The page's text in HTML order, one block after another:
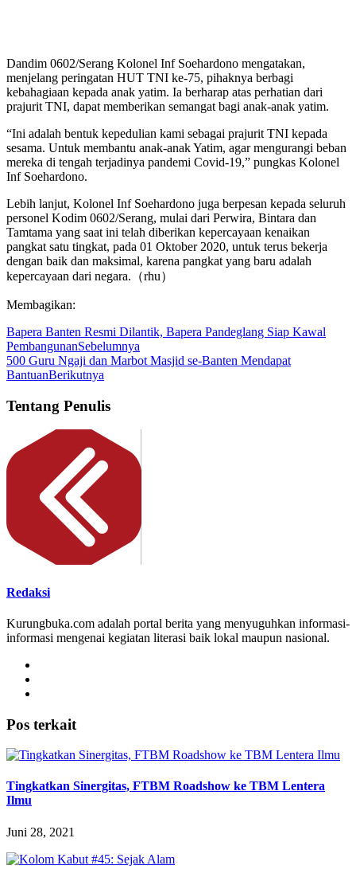
Dandim 0602/Serang Kolonel Inf Soehardono mengatakan,
menjelang peringatan HUT TNI ke-75, pihaknya berbagi
kebahagiaan kepada anak yatim. Ia berharap atas perhatian dari
prajurit TNI, dapat memberikan semangat bagi anak-anak yatim.
“Ini adalah bentuk kepedulian kami sebagai prajurit TNI kepada
sesama. Untuk membantu anak-anak Yatim, agar mengurangi beban
mereka di tengah terjadinya pandemi Covid-19,” pungkas Kolonel
Inf Soehardono.
Lebih lanjut, Kolonel Inf Soehardono juga berpesan kepada seluruh
personel Kodim 0602/Serang, mulai dari Perwira, Bintara dan
Tamtama yang saat ini telah diberikan kepercayaan kenaikan
pangkat satu tingkat, pada 01 Oktober 2020, untuk terus bekerja
dengan baik dan maksimal, karena pangkat yang baru adalah
kepercayaan dari negara.（rhu）
Membagikan:
Bapera Banten Resmi Dilantik, Bapera Pandeglang Siap Kawal
PembangunanSebelumnya
500 Guru Ngaji dan Marbot Masjid se-Banten Mendapat
BantuanBerikutnya
Tentang Penulis
Redaksi
Kurungbuka.com adalah portal berita yang menyuguhkan informasi-
informasi mengenai kegiatan literasi baik lokal maupun nasional.
Pos terkait
Tingkatkan Sinergitas, FTBM Roadshow ke TBM Lentera
Ilmu
Juni 28, 2021